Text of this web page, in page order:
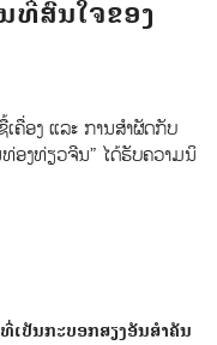
ທີ່ສົນໃຈຂອງ
ຄື່ອງ ແລະ​ ການ​ສຳ​ຜັດ​ກັບ​
ອງ​ທ່ຽວ​ຈີນ” ​ໄດ້​ຮັບ​ຄວາມ​ນິ​
ເປັນກະບອກສຽງອັນສຳຄັນ